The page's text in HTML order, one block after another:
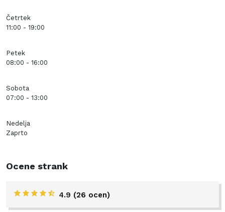
Četrtek
11:00 - 19:00
Petek
08:00 - 16:00
Sobota
07:00 - 13:00
Nedelja
Zaprto
Ocene strank
4.9 (26 ocen)